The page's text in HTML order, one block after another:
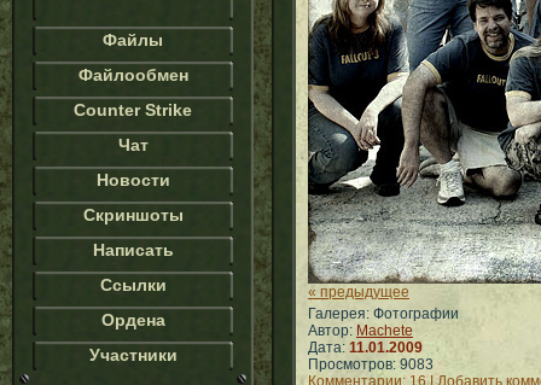
Файлы
Файлообмен
Counter Strike
Чат
Новости
Скриншоты
Написать
Ссылки
Ордена
Участники
« предыдущее
Галерея: Фотографии
Автор: Machete
Дата: 11.01.2009
Просмотров: 9083
Комментарии: 16 | Добавить